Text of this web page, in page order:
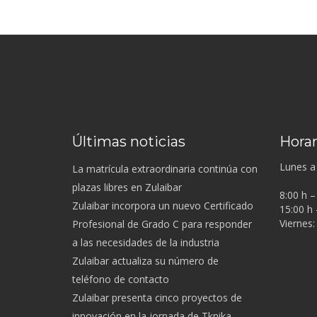
Últimas noticias
La matrícula extraordinaria continúa con
plazas libres en Zulaibar
Zulaibar incorpora un nuevo Certificado
Profesional de Grado C para responder
a las necesidades de la industria
Zulaibar actualiza su número de
teléfono de contacto
Zulaibar presenta cinco proyectos de
Lunes a
8:00 h
15:00 h